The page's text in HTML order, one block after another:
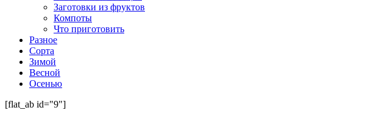
Заготовки из фруктов
Компоты
Что приготовить
Разное
Сорта
Зимой
Весной
Осенью
[flat_ab id="9"]